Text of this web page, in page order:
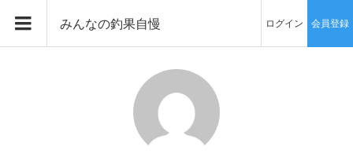
みんなの釣果自慢 ログイン 会員登録